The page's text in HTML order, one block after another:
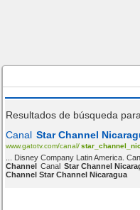
Resultados de búsqueda
Canal Star Channel
www.gatotv.com/canal/
... Disney Company Latin America.
Channel Canal Star Channel
Channel Star Channel Nicaragua